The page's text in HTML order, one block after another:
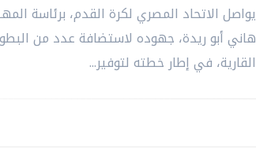
يواصل الاتحاد المصري لكرة القدم، برئاسة
هاني أبو ريدة، جهوده لاستضافة عدد من
القارية، في إطار خطته لتوفير...